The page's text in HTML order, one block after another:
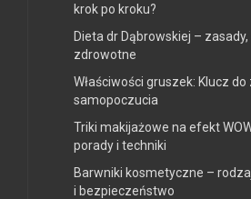
krok po kroku?
Dieta dr Dąbrowskiej –
zdrowotne
Właściwości gruszek: Klucz
samopoczucia
Triki makijażowe na efekt
porady i techniki
Barwniki kosmetyczne –
i bezpieczeństwo